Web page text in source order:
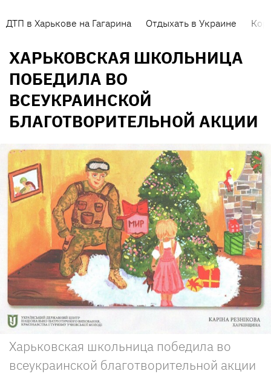
ДТП в Харькове на Гагарина Отдыхать в Украине
ХАРЬКОВСКАЯ ШКОЛЬНИЦА
ПОБЕДИЛА ВО
ВСЕУКРАИНСКОЙ
БЛАГОТВОРИТЕЛЬНОЙ АКЦИИ
Харьковская школьница победила во
всеукраинской благотворительной акции